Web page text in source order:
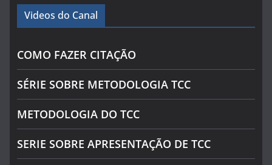
Videos do Canal
COMO FAZER CITAÇÃO
SÉRIE SOBRE METODOLOGIA TCC
METODOLOGIA DO TCC
SERIE SOBRE APRESENTAÇÃO DE TCC